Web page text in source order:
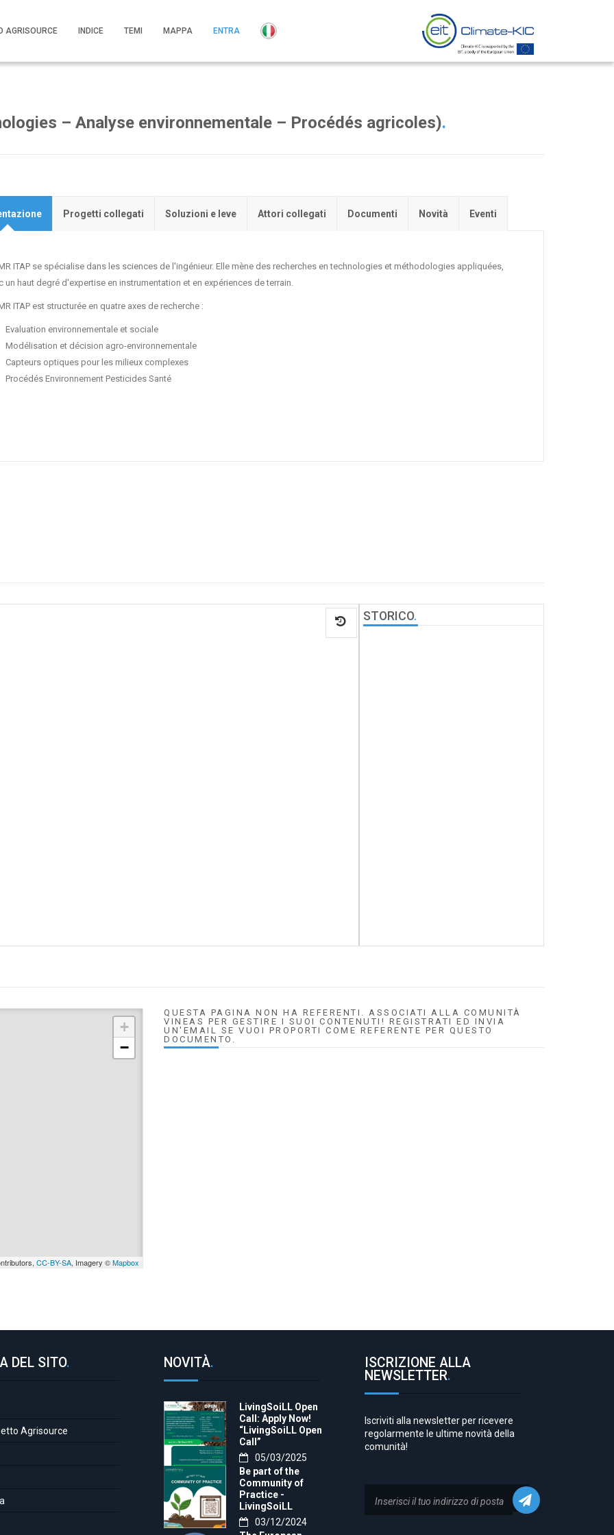
AGRISOURCE INDICE TEMI MAPPA ENTRA
– Analyse environnementale – Procédés agricoles).
Progetti collegati Soluzioni e leve Attori collegati Documenti Novità Eventi
ITAP se spécialise dans les sciences de l'ingénieur. Elle mène des recherches en technologies et méthodologies appliquées,
un haut degré d'expertise en instrumentation et en expériences de terrain.
ITAP est structurée en quatre axes de recherche :
Evaluation environnementale et sociale
Modélisation et décision agro-environnementale
Capteurs optiques pour les milieux complexes
Procédés Environnement Pesticides Santé
STORICO.
+
−
CC-BY-SA, Imagery ©Mapbox
QUESTA PAGINA NON HA REFERENTI. ASSOCIATI ALLA COMUNITÀ
VINEAS PER GESTIRE I SUOI CONTENUTI! REGISTRATI ED INVIA
UN'EMAIL SE VUOI PROPORTI COME REFERENTE PER QUESTO
DOCUMENTO.
DEL SITO.
Agrisource
NOVITÀ.
LivingSoiLL Open
Call: Apply Now!
“LivingSoiLL Open
Call”
05/03/2025
Be part of the
Community of
Practice -
LivingSoiLL
project
LivingSoiLL
03/12/2024
ISCRIZIONE ALLA
NEWSLETTER.
Iscriviti alla newsletter per ricevere
regolarmente le ultime novità della
comunità!